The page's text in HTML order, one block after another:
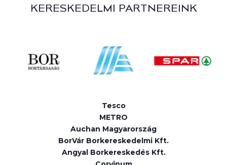
KERESKEDELMI PARTNEREINK
Tesco
METRO
Auchan Magyarország
BorVár Borkereskedelmi Kft.
Angyal Borkereskedés Kft.